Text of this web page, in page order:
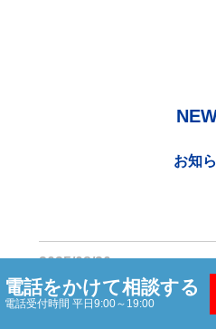
電話をかけて相談する
電話受付時間 平日9:00～19:00
お知
2025/08/20
【2回目の更新】No.1が「DX
者」として引き続き認められ